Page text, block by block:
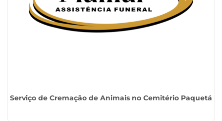
Serviço de Cremação de Animais no Cemitério Paquetá